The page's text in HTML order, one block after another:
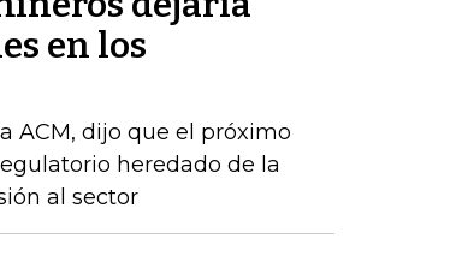
en los
ACM, dijo que el próximo
heredado de la
al sector